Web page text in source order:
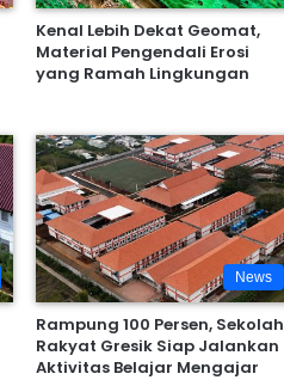
Kenal Lebih Dekat Geomat,
Material Pengendali Erosi
yang Ramah Lingkungan
News
Rampung 100 Persen, Sekolah
Rakyat Gresik Siap Jalankan
Aktivitas Belajar Mengajar